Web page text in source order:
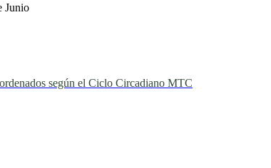
Junio
según el Ciclo Circadiano MTC